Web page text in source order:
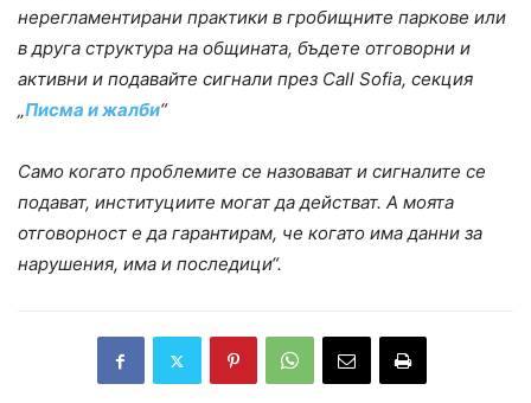
нерегламентирани практики в гробищните паркове или
в друга структура на общината, бъдете отговорни и
активни и подавайте сигнали през Call Sofia, секция
„Писма и жалби“
Само когато проблемите се назовават и сигналите се
подават, институциите могат да действат. А моята
отговорност е да гарантирам, че когато има данни за
нарушения, има и последици“.